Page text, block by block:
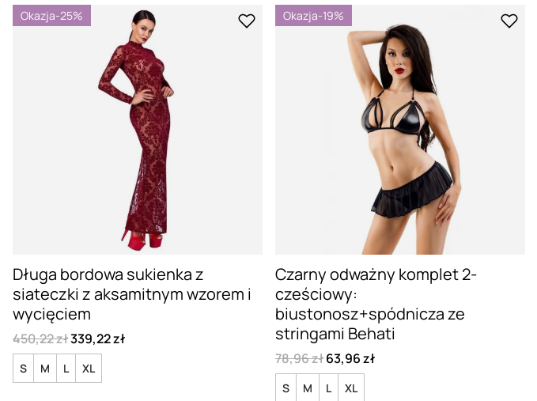
Okazja-25%
Długa bordowa sukienka z
siateczki z aksamitnym wzorem i
wycięciem
450,22 zł339,22 zł
S M L XL
Okazja-19%
Czarny odważny komplet 2-
cześciowy:
biustonosz+spódnicza ze
stringami Behati
78,96 zł63,96 zł
S M L XL